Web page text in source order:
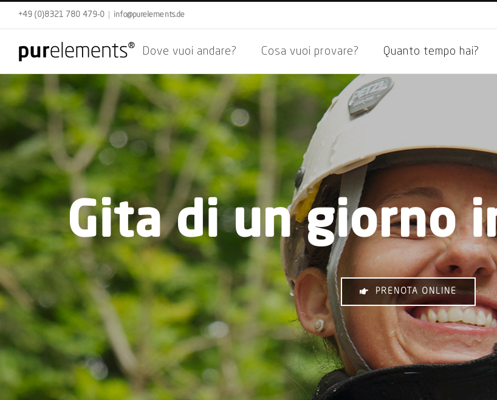
+49 (0)8321 780 479-0 info@purelements.de
Dove vuoi andare? Cosa vuoi provare? Quanto tempo hai?
Gita di un giorno
PRENOTA ONLINE